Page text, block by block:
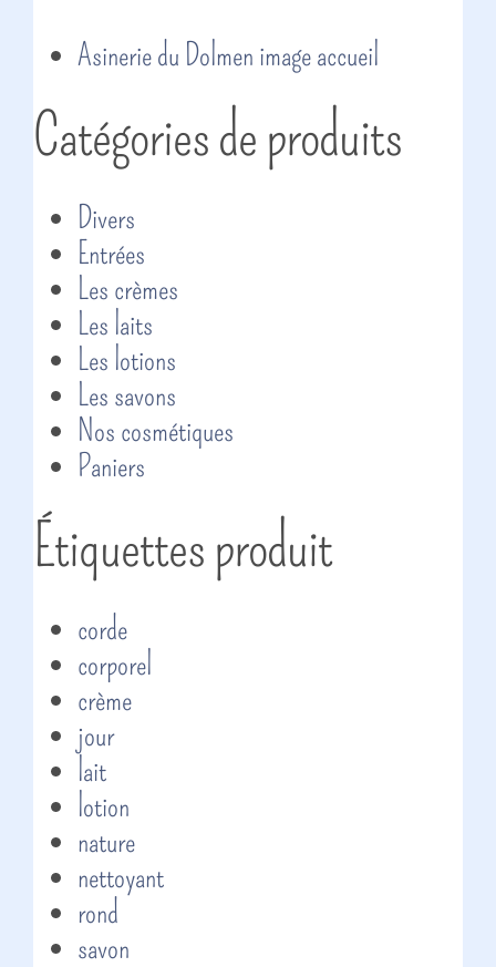
Asinerie du Dolmen image accueil
Catégories de produits
Divers
Entrées
Les crèmes
Les laits
Les lotions
Les savons
Nos cosmétiques
Paniers
Étiquettes produit
corde
corporel
crème
jour
lait
lotion
nature
nettoyant
rond
savon